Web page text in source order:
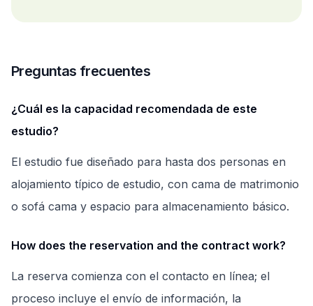
Preguntas frecuentes
¿Cuál es la capacidad recomendada de este
estudio?
El estudio fue diseñado para hasta dos personas en
alojamiento típico de estudio, con cama de matrimonio
o sofá cama y espacio para almacenamiento básico.
How does the reservation and the contract work?
La reserva comienza con el contacto en línea; el
proceso incluye el envío de información, la